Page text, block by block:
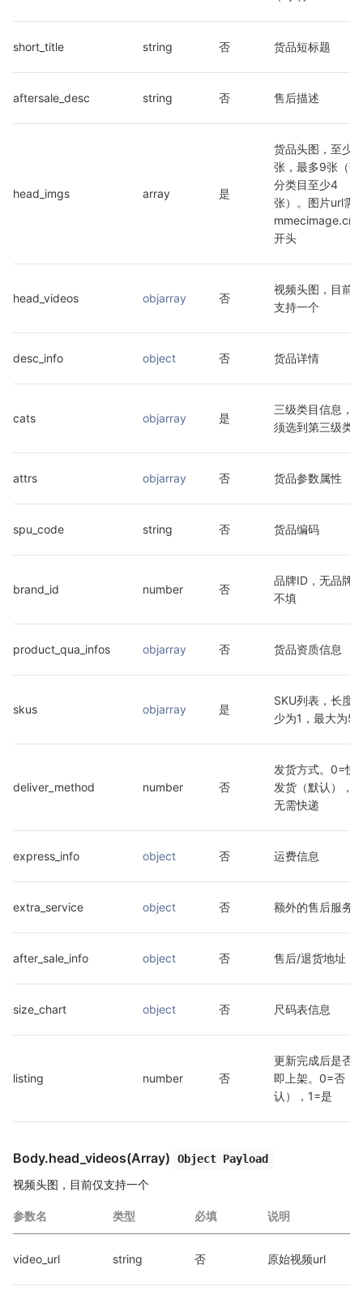
short_title string 否 货品短标题
aftersale_desc string 否 售后描述
head_imgs array 是
货品头图，至少3
张，最多9张（部
分类目至少4
张）。图片url需
mmecimage.cn/
开头
head_videos objarray 否
视频头图，目前
支持一个
desc_info object 否 货品详情
cats objarray 是
三级类目信息，
须选到第三级类
attrs objarray 否 货品参数属性
spu_code string 否 货品编码
brand_id number 否
品牌ID，无品牌
不填
product_qua_infos objarray 否 货品资质信息
skus objarray 是
SKU列表，长度
少为1，最大为
deliver_method number 否
发货方式。0=快
发货（默认），
无需快递
express_info object 否 运费信息
extra_service object 否 额外的售后服务
after_sale_info object 否 售后/退货地址
size_chart object 否 尺码表信息
listing number 否
更新完成后是否
即上架。0=否（
认），1=是
Body.head_videos(Array) Object Payload
视频头图，目前仅支持一个
参数名 类型 必填 说明
video_url string 否 原始视频url